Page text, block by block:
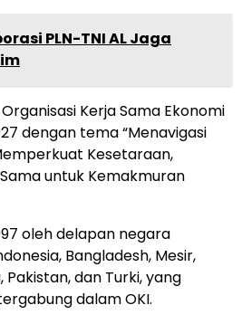
PLN-TNI AL Jaga
Kerja Sama Ekonomi
dengan tema “Menavigasi
Kesetaraan,
untuk Kemakmuran
oleh delapan negara
Bangladesh, Mesir,
Pakistan, dan Turki, yang
dalam OKI.